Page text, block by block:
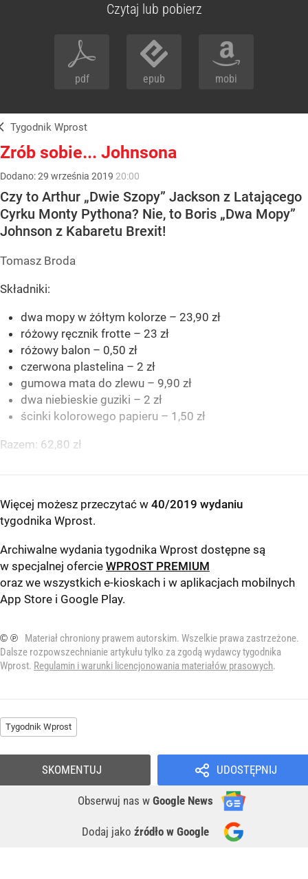
Czytaj lub pobierz
pdf epub mobi
Tygodnik Wprost
Zrób sobie... Johnsona
Dodano:29 września 2019 20:00
Czy to Arthur „Dwie Szopy” Jackson z Latającego
Cyrku Monty Pythona? Nie, to Boris „Dwa Mopy”
Johnson z Kabaretu Brexit!
Tomasz Broda
Składniki:
dwa mopy w żółtym kolorze – 23,90 zł
różowy ręcznik frotte – 23 zł
różowy balon – 0,50 zł
czerwona plastelina – 2 zł
gumowa mata do zlewu – 9,90 zł
dwa niebieskie guziki – 2 zł
ścinki kolorowego papieru – 1,50 zł
Razem: 62,80 zł
Więcej możesz przeczytać w 40/2019 wydaniu
tygodnika Wprost.
Archiwalne wydania tygodnika Wprost dostępne są
w specjalnej ofercie WPROST PREMIUM
oraz we wszystkich e-kioskach i w aplikacjach mobilnych
App Store i Google Play.
© ℗
Materiał chroniony prawem autorskim. Wszelkie prawa zastrzeżone.
Dalsze rozpowszechnianie artykułu tylko za zgodą wydawcy tygodnika
Wprost. Regulamin i warunki licencjonowania materiałów prasowych.
Tygodnik Wprost
UDOSTĘPNIJ
Obserwuj nas w Google News
Dodaj jako źródło w Google
SKOMENTUJ